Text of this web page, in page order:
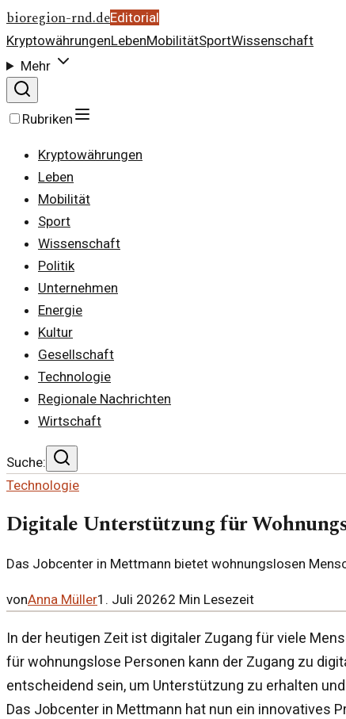
bioregion-rnd.deEditorial
KryptowährungenLebenMobilitätSportWissenschaft
Mehr
Rubriken
Kryptowährungen
Leben
Mobilität
Sport
Wissenschaft
Politik
Unternehmen
Energie
Kultur
Gesellschaft
Technologie
Regionale Nachrichten
Wirtschaft
Suche:
Technologie
Digitale Unterstützung für
Das Jobcenter in Mettmann bietet wohnungslosen
vonAnna Müller1. Juli 20262 Min Lesezeit
In der heutigen Zeit ist digitaler Zugang für viele
für wohnungslose Personen kann der Zugang zu
entscheidend sein, um Unterstützung zu erhalten
Das Jobcenter in Mettmann hat nun ein innovatives